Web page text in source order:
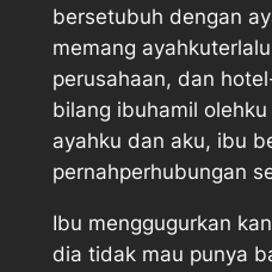
bersetubuh dengan
memang
perusahaan, dan
bilang ibuhamil
ayahku dan aku, ibu
pernahperhubungan
Ibu menggugurkan
dia tidak mau punya